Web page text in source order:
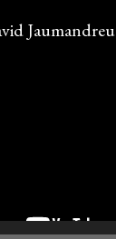
Jaumandreu